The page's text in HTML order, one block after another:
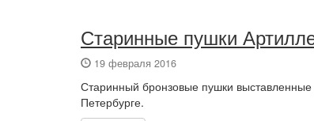
Старинные пушки
19 февраля 2016
Старинный бронзовые пушки
Петербурге.